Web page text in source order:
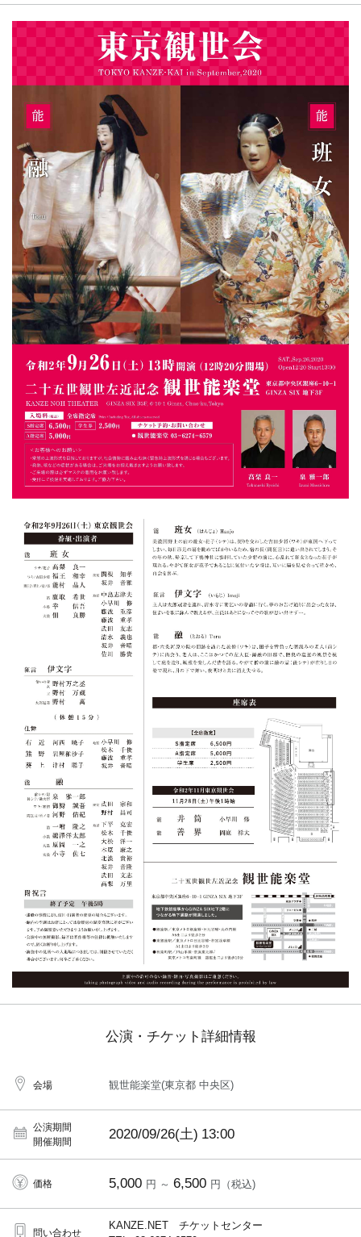
公演・チケット詳細情報
会場 観世能楽堂(東京都 中央区)
公演期間
開催期間
2020/09/26(土) 13:00
価格 5,000 円 ～ 6,500 円（税込)
問い合わせ
KANZE.NET チケットセンター